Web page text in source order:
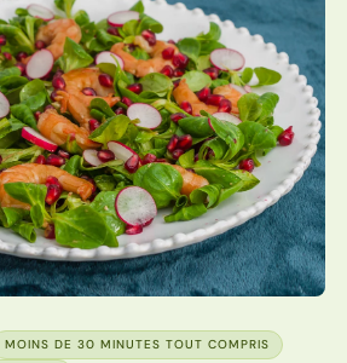
MOINS DE 30 MINUTES TOUT COMPRIS